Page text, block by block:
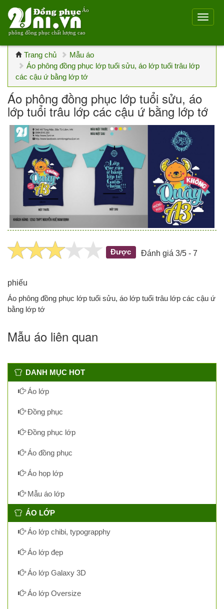
Áo
phông đồng phục chất lượng cao
Trang chủ
Mẫu áo
Áo phông đồng phục lớp tuổi sửu, áo lớp tuổi trâu lớp
các cậu ứ bằng lớp tớ
Áo phông đồng phục lớp tuổi sửu, áo
lớp tuổi trâu lớp các cậu ứ bằng lớp tớ
Được Đánh giá 3/5 - 7
phiếu
Áo phông đồng phục lớp tuổi sửu, áo lớp tuổi trâu lớp các cậu ứ
bằng lớp tớ
Mẫu áo liên quan
DANH MỤC HOT
Áo lớp
Đồng phục
Đồng phục lớp
Áo đồng phục
Áo họp lớp
Mẫu áo lớp
ÁO LỚP
Áo lớp chibi, typograpphy
Áo lớp đẹp
Áo lớp Galaxy 3D
Áo lớp Oversize